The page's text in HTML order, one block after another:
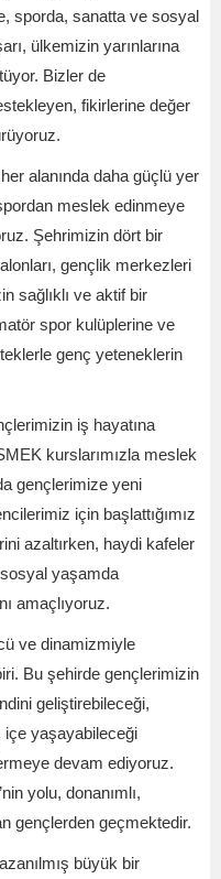
sporda, sanatta ve sosyal
ülkemizin yarınlarına
Bizler de
fikirlerine değer
alanında daha güçlü yer
meslek edinmeye
Şehrimizin dört bir
gençlik merkezleri
sağlıklı ve aktif bir
spor kulüplerine ve
genç yeteneklerin
iş hayatına
kurslarımızla meslek
gençlerimize yeni
için başlattığımız
azaltırken, haydi kafeler
yaşamda
amaçlıyoruz.
ve dinamizmiyle
Bu şehirde gençlerimizin
geliştirebileceği,
içe yaşayabileceği
devam ediyoruz.
yolu, donanımlı,
gençlerden geçmektedir.
büyük bir